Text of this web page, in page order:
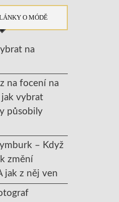
O MÓDĚ
na
na focení na
vybrat
působily
– Když
změní
jak z něj ven